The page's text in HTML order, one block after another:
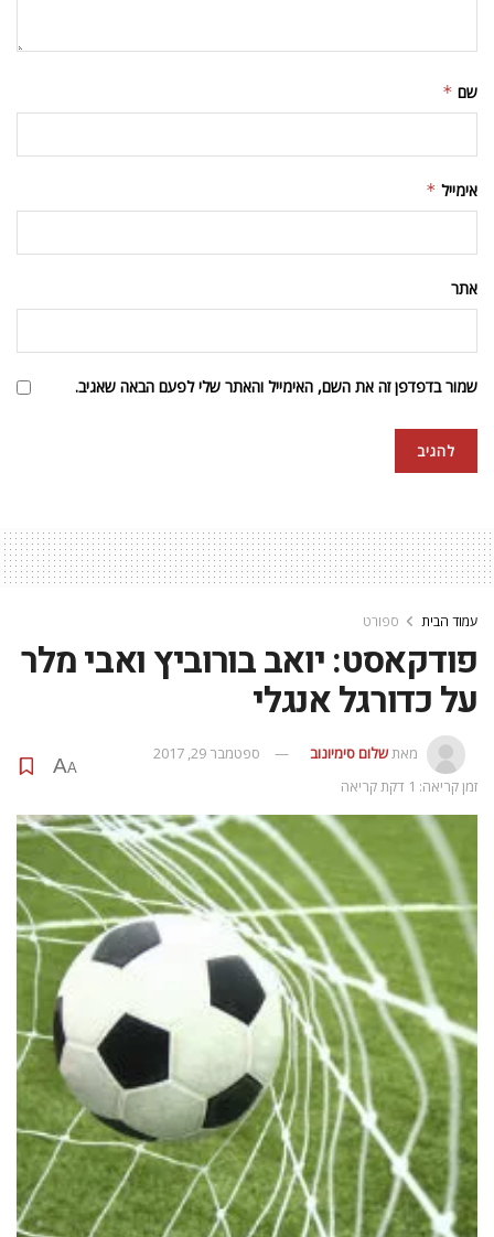
שם *
אימייל *
אתר
שמור בדפדפן זה את השם, האימייל והאתר שלי לפעם הבאה שאגיב.
עמוד הבית ספורט
פודקאסט: יואב בורוביץ ואבי מלר
על כדורגל אנגלי
מאתשלום סימיונוב
ספטמבר 29, 2017
זמן קריאה: 1 דקת קריאה
A
A